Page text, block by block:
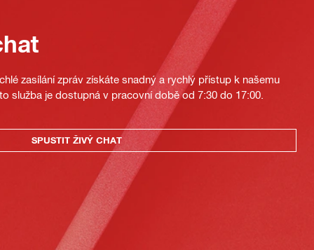
zasílání zpráv získáte snadný a rychlý přístup k našemu
služba je dostupná v pracovní době od 7:30 do 17:00.
SPUSTIT ŽIVÝ CHAT